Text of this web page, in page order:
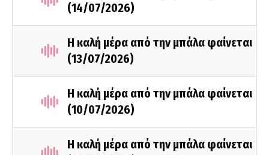
(14/07/2026)
Η καλή μέρα από την μπάλα φαίνεται
(13/07/2026)
Η καλή μέρα από την μπάλα φαίνεται
(10/07/2026)
Η καλή μέρα από την μπάλα φαίνεται